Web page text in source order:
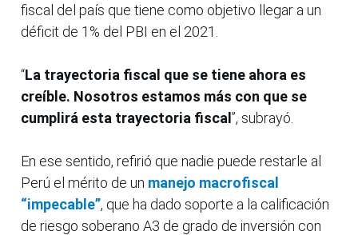
fiscal del país que tiene como objetivo llegar a un
déficit de 1% del PBI en el 2021.
“La trayectoria fiscal que se tiene ahora es
creíble. Nosotros estamos más con que se
cumplirá esta trayectoria fiscal ”, subrayó.
En ese sentido, refirió que nadie puede restarle al
Perú el mérito de un manejo macrofiscal
“impecable”, que ha dado soporte a la calificación
de riesgo soberano A3 de grado de inversión con